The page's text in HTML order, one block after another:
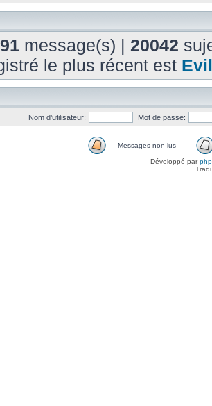
message(s) | 20042
le plus récent est Evil
Nom d’utilisateur: Mot de passe:
Messages non lus
Développé par